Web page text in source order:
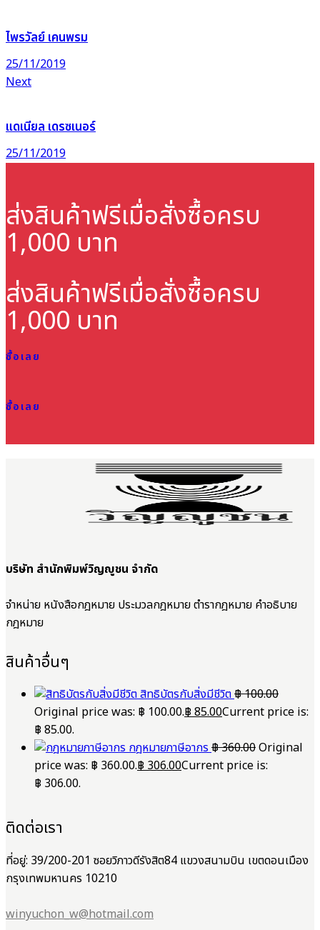
ไพรวัลย์ เคนพรม
25/11/2019
Next
แดเนียล เดรซเนอร์
25/11/2019
ส่งสินค้าฟรีเมื่อสั่งซื้อครบ
1,000 บาท
ส่งสินค้าฟรีเมื่อสั่งซื้อครบ
1,000 บาท
ซื้อเลย
ซื้อเลย
บริษัท สำนักพิมพ์วิญญูชน จำกัด
จำหน่าย หนังสือกฎหมาย ประมวลกฎหมาย ตำรากฎหมาย คำอธิบาย
กฎหมาย
สินค้าอื่นๆ
สิทธิบัตรกับสิ่งมีชีวิต฿100.00
Original price was: ฿ 100.00.฿85.00Current price is:
฿ 85.00.
กฎหมายภาษีอากร฿360.00Original
price was: ฿ 360.00.฿306.00Current price is:
฿ 306.00.
ติดต่อเรา
ที่อยู่: 39/200-201 ซอยวิภาวดีรังสิต84 แขวงสนามบิน เขตดอนเมือง
กรุงเทพมหานคร 10210
winyuchon_w@hotmail.com